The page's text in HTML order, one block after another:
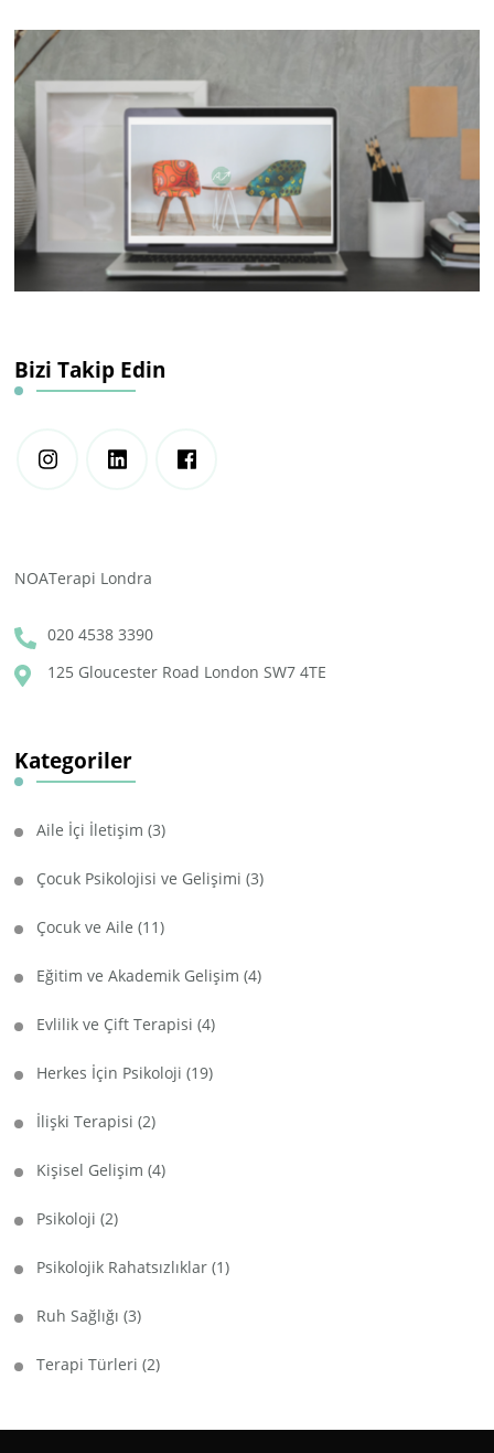
Bizi Takip Edin
NOATerapi Londra
020 4538 3390
125 Gloucester Road London SW7 4TE
Kategoriler
Aile İçi İletişim (3)
Çocuk Psikolojisi ve Gelişimi (3)
Çocuk ve Aile (11)
Eğitim ve Akademik Gelişim (4)
Evlilik ve Çift Terapisi (4)
Herkes İçin Psikoloji (19)
İlişki Terapisi (2)
Kişisel Gelişim (4)
Psikoloji (2)
Psikolojik Rahatsızlıklar (1)
Ruh Sağlığı (3)
Terapi Türleri (2)